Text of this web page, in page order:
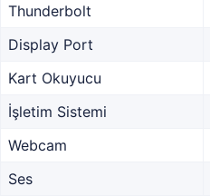
Thunderbolt
Display Port
Kart Okuyucu
İşletim Sistemi
Webcam
Ses